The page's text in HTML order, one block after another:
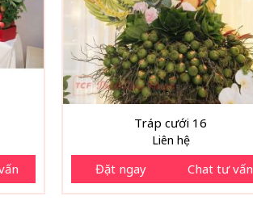
Tráp cưới 16
Liên hệ
Đặt ngay Chat tư vấn